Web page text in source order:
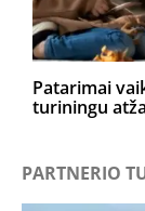
Patarimai
turiningu
PARTNERIO